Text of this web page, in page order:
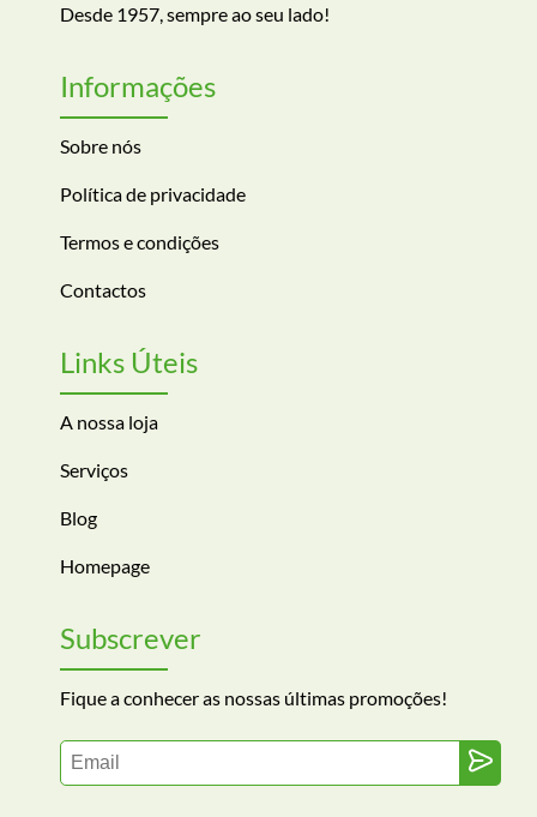
Desde 1957, sempre ao seu lado!
Informações
Sobre nós
Política de privacidade
Termos e condições
Contactos
Links Úteis
A nossa loja
Serviços
Blog
Homepage
Subscrever
Fique a conhecer as nossas últimas promoções!